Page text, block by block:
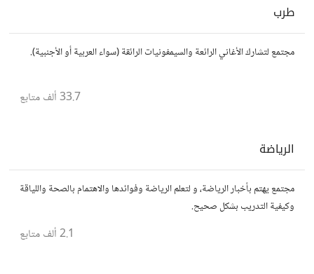
طرب
مجتمع لتشارك الأغاني الرائعة والسيمفونيات الرائقة (سواء العربية أو الأجنبية).
33.7 ألف متابع
الرياضة
مجتمع يهتم بأخبار الرياضة، و لتعلم الرياضة وفوائدها والاهتمام بالصحة واللياقة
وكيفية التدريب بشكل صحيح.
2.1 ألف متابع